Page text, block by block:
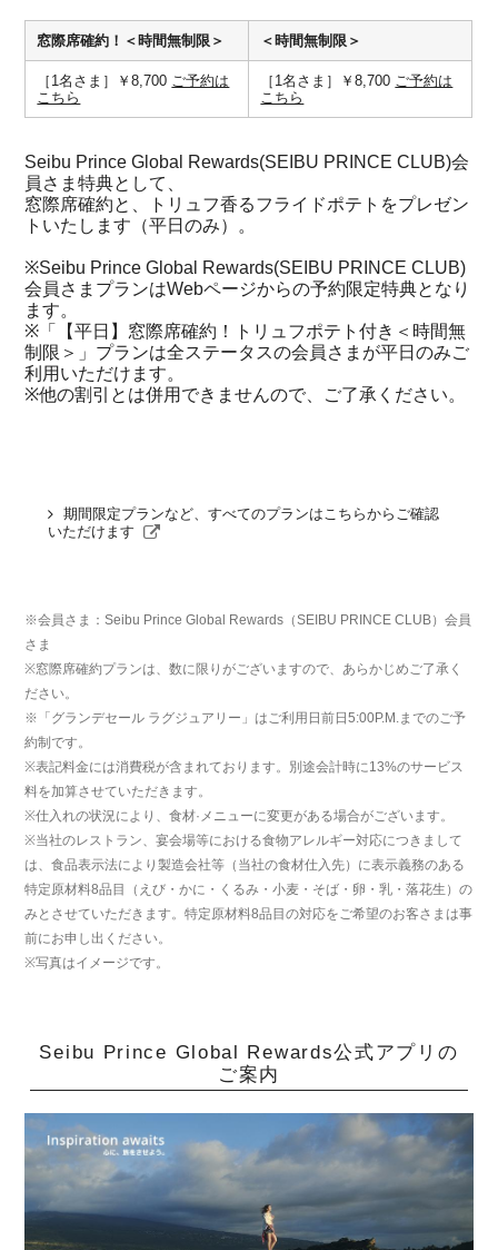
窓際席確約！＜時間無制限＞ ＜時間無制限＞
［1名さま］￥8,700 ご予約は
こちら
［1名さま］￥8,700 ご予約は
こちら
Seibu Prince Global Rewards(SEIBU PRINCE CLUB)会
員さま特典として、
窓際席確約と、トリュフ香るフライドポテトをプレゼン
トいたします（平日のみ）。
※Seibu Prince Global Rewards(SEIBU PRINCE CLUB)
会員さまプランはWebページからの予約限定特典となり
ます。
※「【平日】窓際席確約！トリュフポテト付き＜時間無
制限＞」プランは全ステータスの会員さまが平日のみご
利用いただけます。
※他の割引とは併用できませんので、ご了承ください。
期間限定プランなど、すべてのプランはこちらからご確認
いただけます
※会員さま：Seibu Prince Global Rewards（SEIBU PRINCE CLUB）会員
さま
※窓際席確約プランは、数に限りがございますので、あらかじめご了承く
ださい。
※「グランデセール ラグジュアリー」はご利用日前日5:00P.M.までのご予
約制です。
※表記料金には消費税が含まれております。別途会計時に13%のサービス
料を加算させていただきます。
※仕入れの状況により、食材·メニューに変更がある場合がございます。
※当社のレストラン、宴会場等における食物アレルギー対応につきまして
は、食品表示法により製造会社等（当社の食材仕入先）に表示義務のある
特定原材料8品目（えび・かに・くるみ・小麦・そば・卵・乳・落花生）の
みとさせていただきます。特定原材料8品目の対応をご希望のお客さまは事
前にお申し出ください。
※写真はイメージです。
Seibu Prince Global Rewards公式アプリの
ご案内